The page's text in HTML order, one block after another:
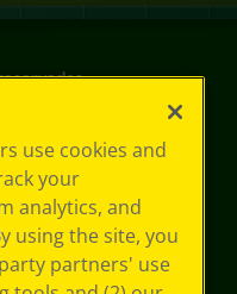
use cookies and
your
analytics, and
using the site, you
partners' use